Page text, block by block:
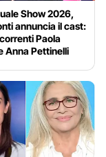
Show 2026,
annuncia il cast:
Paola
Anna Pettinelli